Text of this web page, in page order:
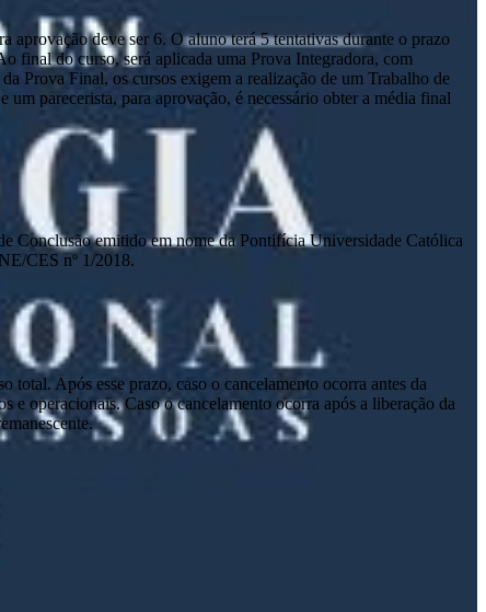
deve ser 6. O aluno terá 5 tentativas durante o prazo
final do curso, será aplicada uma Prova Integradora, com
Prova Final, os cursos exigem a realização de um Trabalho de
parecerista, para aprovação, é necessário obter a média final
Conclusão emitido em nome da Pontifícia Universidade Católica
CES nº 1/2018.
total. Após esse prazo, caso o cancelamento ocorra antes da
operacionais. Caso o cancelamento ocorra após a liberação da